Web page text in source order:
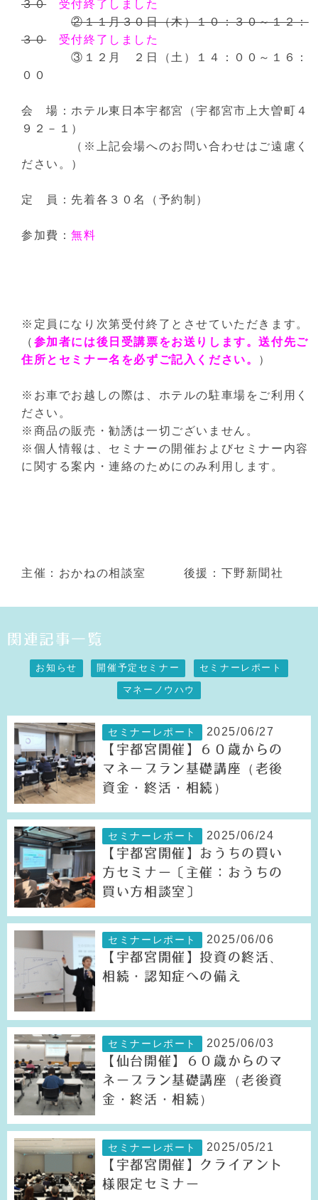
３０
受付終了しました
②１１月３０日（木）１０：３０～１２：
３０
受付終了しました
③１２月 ２日（土）１４：００～１６：
００
会 場：ホテル東日本宇都宮（宇都宮市上大曽町４
９２－１）
（※上記会場へのお問い合わせはご遠慮く
ださい。）
定 員：先着各３０名（予約制）
参加費：無料
※定員になり次第受付終了とさせていただきます。
（ 参加者には後日受講票をお送りします。送付先ご
住所とセミナー名を必ずご記入ください。 ）
※お車でお越しの際は、ホテルの駐車場をご利用く
ださい。
※商品の販売・勧誘は一切ございません。
※個人情報は、セミナーの開催およびセミナー内容
に関する案内・連絡のためにのみ利用します。
主催：おかねの相談室 後援：下野新聞社
関連記事一覧
お知らせ 開催予定セミナー セミナーレポート
マネーノウハウ
セミナーレポート 2025/06/27
【宇都宮開催】６０歳からの
マネープラン基礎講座（老後
資金・終活・相続）
セミナーレポート 2025/06/24
【宇都宮開催】おうちの買い
方セミナー〔主催：おうちの
買い方相談室〕
セミナーレポート 2025/06/06
【宇都宮開催】投資の終活、
相続・認知症への備え
セミナーレポート 2025/06/03
【仙台開催】６０歳からのマ
ネープラン基礎講座（老後資
金・終活・相続）
セミナーレポート 2025/05/21
【宇都宮開催】クライアント
様限定セミナー